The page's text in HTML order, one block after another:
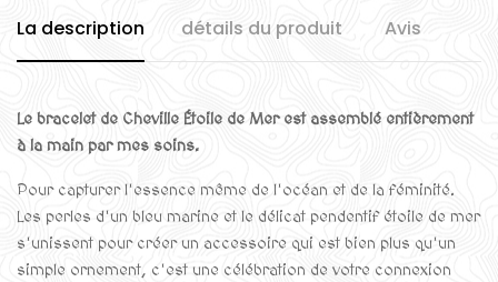
La description détails du produit Avis
Le bracelet de Cheville Étoile de Mer est assemblé entièrement
à la main par mes soins.
Pour capturer l'essence même de l'océan et de la féminité.
Les perles d'un bleu marine et le délicat pendentif étoile de mer
s'unissent pour créer un accessoire qui est bien plus qu'un
simple ornement, c'est une célébration de votre connexion